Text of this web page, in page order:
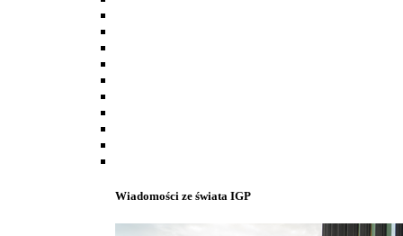
Wiadomości ze świata IGP